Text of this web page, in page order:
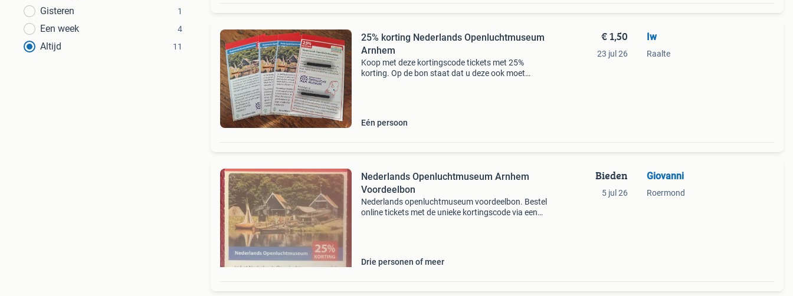
Gisteren 1
Een week 4
Altijd 11
25% korting Nederlands Openluchtmuseum
Arnhem
Koop met deze kortingscode tickets met 25%
korting. Op de bon staat dat u deze ook moet
Eén persoon
€ 1,50
23 jul 26
Iw
Raalte
Nederlands Openluchtmuseum Arnhem
Voordeelbon
Nederlands openluchtmuseum voordeelbon. Bestel
online tickets met de unieke kortingscode via een
Drie personen of meer
Bieden
5 jul 26
Giovanni
Roermond